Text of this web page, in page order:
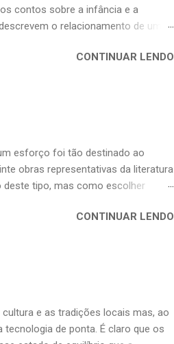
contos sobre a infância e a
o relacionamento de um
um sabor de saudade de uma época
na feira e fazer todas as vontades
— Papai, se eu pedir uma coisa o
Mas resolve valorizar. — Bom,
CONTINUAR LENDO
esforço foi tão destinado ao
obras representativas da literatura
deste tipo, mas como escolher
citados aqui. De qualquer forma,
Naify. Não poderia faltar um
da literatura russa e também para o
no esforço de tradução direta do
CONTINUAR LENDO
e as tradições locais mas, ao
de ponta. É claro que os